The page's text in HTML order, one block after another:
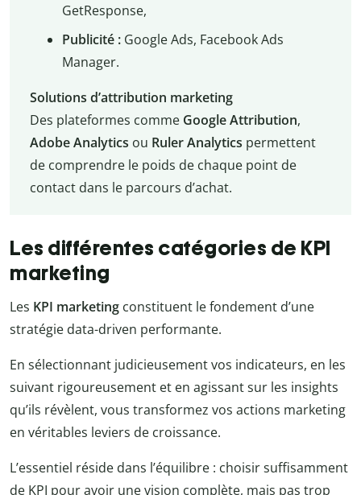
GetResponse,
Publicité :Google Ads, Facebook Ads
Manager.
Solutions d’attribution marketing
Des plateformes comme Google Attribution,
Adobe Analytics ou Ruler Analytics permettent
de comprendre le poids de chaque point de
contact dans le parcours d’achat.
Les différentes catégories de KPI
marketing
Les KPI marketing constituent le fondement d’une
stratégie data-driven performante.
En sélectionnant judicieusement vos indicateurs, en les
suivant rigoureusement et en agissant sur les insights
qu’ils révèlent, vous transformez vos actions marketing
en véritables leviers de croissance.
L’essentiel réside dans l’équilibre : choisir suffisamment
de KPI pour avoir une vision complète, mais pas trop